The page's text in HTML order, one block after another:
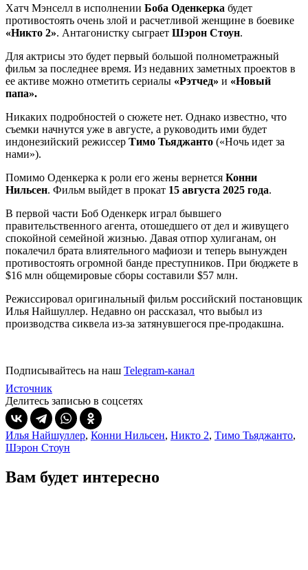
Хатч Мэнселл в исполнении Боба Оденкерка будет
противостоять очень злой и расчетливой женщине в боевике
«Никто 2». Антагонистку сыграет Шэрон Стоун.
Для актрисы это будет первый большой полнометражный
фильм за последнее время. Из недавних заметных проектов в
ее активе можно отметить сериалы «Рэтчед» и «Новый
папа».
Никаких подробностей о сюжете нет. Однако известно, что
съемки начнутся уже в августе, а руководить ими будет
индонезийский режиссер Тимо Тьяджанто («Ночь идет за
нами»).
Помимо Оденкерка к роли его жены вернется Конни
Нильсен. Фильм выйдет в прокат 15 августа 2025 года.
В первой части Боб Оденкерк играл бывшего
правительственного агента, отошедшего от дел и живущего
спокойной семейной жизнью. Давая отпор хулиганам, он
покалечил брата влиятельного мафиози и теперь вынужден
противостоять огромной банде преступников. При бюджете в
$16 млн общемировые сборы составили $57 млн.
Режиссировал оригинальный фильм российский постановщик
Илья Найшуллер. Недавно он рассказал, что выбыл из
производства сиквела из-за затянувшегося пре-продакшна.
Подписывайтесь на наш Telegram-канал
Источник
Делитесь записью в соцсетях
Илья Найшуллер, Конни Нильсен, Никто 2, Тимо Тьяджанто,
Шэрон Стоун
Вам будет интересно